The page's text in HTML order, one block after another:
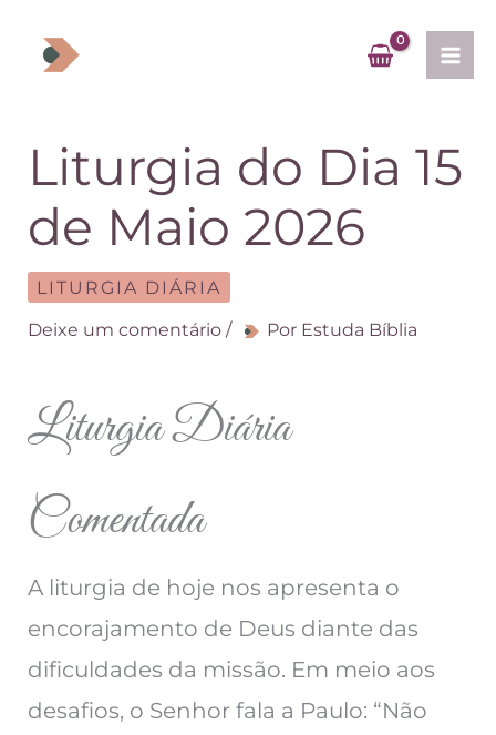
Liturgia do Dia 15
de Maio 2026
LITURGIA DIÁRIA
Deixe um comentário / Por Estuda Bíblia
Liturgia Diária
Comentada
A liturgia de hoje nos apresenta o
encorajamento de Deus diante das
dificuldades da missão. Em meio aos
desafios, o Senhor fala a Paulo: “Não